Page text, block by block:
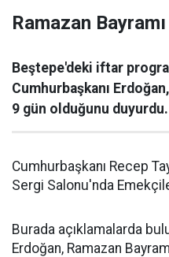
Ramazan
Beştepe'deki iftar
Cumhurbaşkanı
9 gün olduğunu duyurdu.
Cumhurbaşkanı Recep
Sergi Salonu'nda
Burada açıklamalarda
Erdoğan, Ramazan